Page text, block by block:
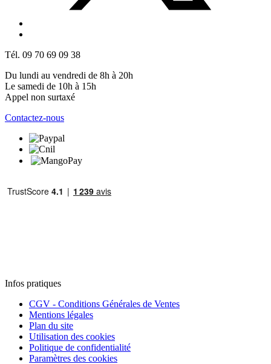
Tél. 09 70 69 09 38
Du lundi au vendredi de 8h à 20h
Le samedi de 10h à 15h
Appel non surtaxé
Contactez-nous
Infos pratiques
CGV - Conditions Générales de Ventes
Mentions légales
Plan du site
Utilisation des cookies
Politique de confidentialité
Paramètres des cookies